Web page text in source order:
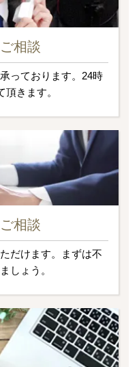
相談
っております。24時
きます。
相談
だけます。まずは不
しょう。